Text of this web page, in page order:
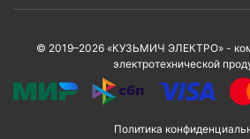
© 2019–2026 «КУЗЬМИЧ ЭЛЕКТРО» -
электротехнической
Политика